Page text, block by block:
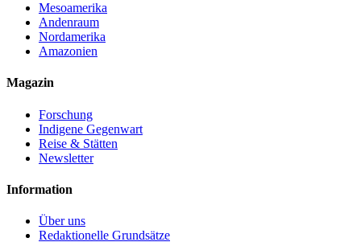
Mesoamerika
Andenraum
Nordamerika
Amazonien
Magazin
Forschung
Indigene Gegenwart
Reise & Stätten
Newsletter
Information
Über uns
Redaktionelle Grundsätze